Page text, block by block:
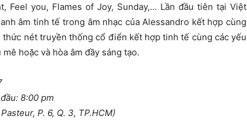
Feel you, Flames of Joy, Sunday,… Lần đầu tiên tại Việt
âm tinh tế trong âm nhạc của Alessandro kết hợp cùng
nét truyền thống cổ điển kết hợp tinh tế cùng các yếu
hoặc và hòa âm đầy sáng tạo.
8:00 pm
P. 6, Q. 3, TP.HCM)